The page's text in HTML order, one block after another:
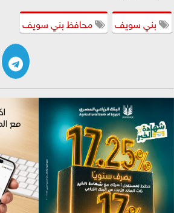
بني سويف
محافظ بني سويف